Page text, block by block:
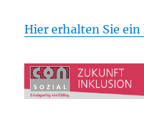
Hier erhalten Sie